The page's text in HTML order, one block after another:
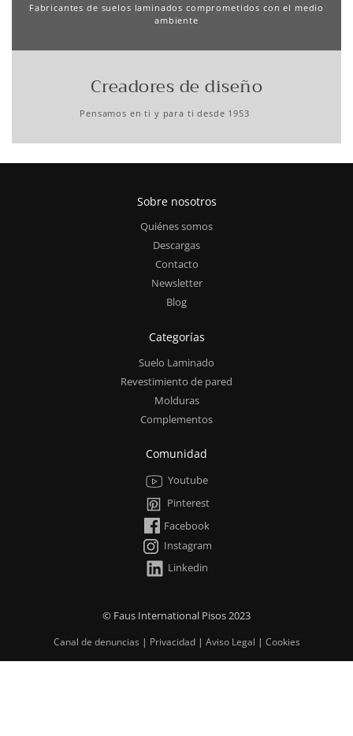
Fabricantes de suelos laminados comprometidos con el medio
ambiente
Creadores de diseño
Pensamos en ti y para ti desde 1953
Sobre nosotros
Quiénes somos
Descargas
Contacto
Newsletter
Blog
Categorías
Suelo Laminado
Revestimiento de pared
Molduras
Complementos
Comunidad
Youtube
Pinterest
Facebook
Instagram
Linkedin
© Faus International Pisos 2023
Canal de denuncias | Privacidad| Aviso Legal | Cookies